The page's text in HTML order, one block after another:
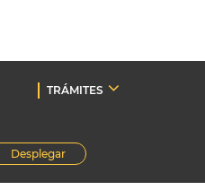
TRÁMITES
Desplegar